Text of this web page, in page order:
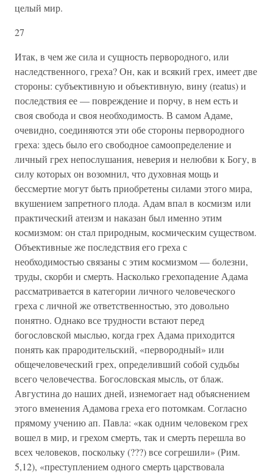
целый мир.
27
Итак, в чем же сила и сущность первородного, или
наследст­венного, греха? Он, как и всякий грех, имеет две
стороны: субъек­тивную и объективную, вину (reatus) и
последствия ее — повреждение и порчу, в нем есть и
своя свобода и своя необходи­мость. В самом Адаме,
очевидно, соединяются эти обе стороны первородного
греха: здесь было его свободное самоопределение и
личный грех непослушания, неверия и нелюбви к Богу, в
силу ко­торых он возомнил, что духовная мощь и
бессмертие могут быть приобретены силами этого мира,
вкушением запретного плода. Адам впал в космизм или
практический атеизм и наказан был именно этим
космизмом: он стал природным, космическим суще­ством.
Объективные же последствия его греха с
необходимостью связаны с этим космизмом — болезни,
труды, скорби и смерть. Насколько грехопадение Адама
рассматривается в категории лич­ного человеческого
греха с личной же ответственностью, это до­вольно
понятно. Однако все трудности встают перед
богословской мыслью, когда грех Адама приходится
понять как прародитель­ский, «первородный» или
общечеловеческий грех, определивший собой судьбы
всего человечества. Богословская мысль, от блаж.
Августина до наших дней, изнемогает над объяснением
этого вме­нения Адамова греха его потомкам. Согласно
прямому учению ап. Павла: «как одним человеком грех
вошел в мир, и грехом смерть, так и смерть перешла во
всех человеков, поскольку (???) все со­грешили» (Рим.
5,12), «преступлением одного смерть царствовала